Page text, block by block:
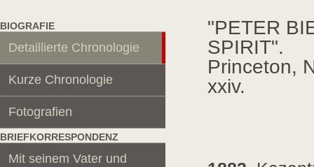
BIOGRAFIE
Detaillierte Chronologie
Kurze Chronologie
Fotografien
BRIEFKORRESPONDENZ
Mit seinem Vater und
"PETER
SPIRIT".
Princeton,
xxiv.